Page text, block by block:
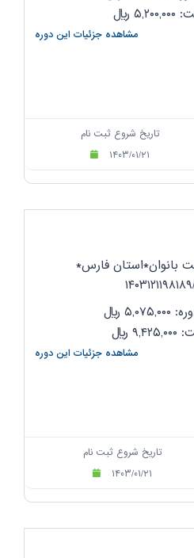
ریال
مشاهده جزئیات این دوره
تاریخ شروع ثبت نام
۱۴۰۳/۰۱/۲۱
بانوان*استان فارس*
۱۴۵۴۲۲
ریال
ریال
مشاهده جزئیات این دوره
تاریخ شروع ثبت نام
۱۴۰۳/۰۱/۲۱